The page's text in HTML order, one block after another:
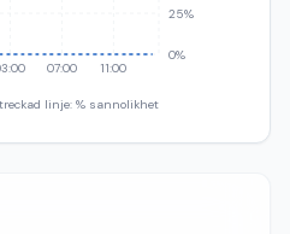
07:00 11:00
0%
25%
linje: % sannolikhet